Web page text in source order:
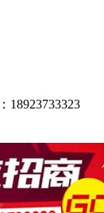
18923733323